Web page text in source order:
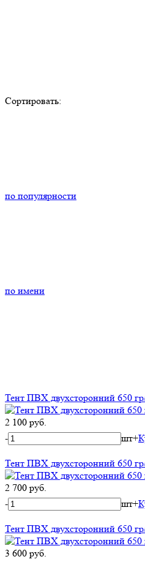
Сортировать:
по популярности
по имени
Тент ПВХ двухсторонний 650
2 100 руб.
-
шт+
Тент ПВХ двухсторонний 650
2 700 руб.
-
шт+
Тент ПВХ двухсторонний 650
3 600 руб.